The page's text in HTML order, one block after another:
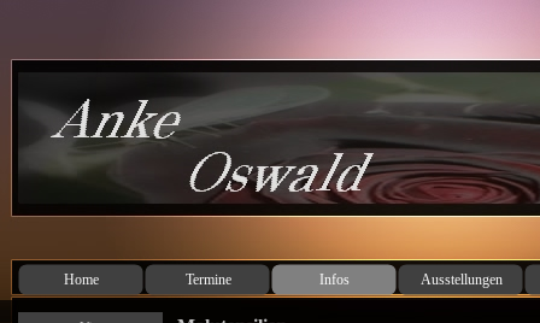
Home Termine Infos Ausstellungen